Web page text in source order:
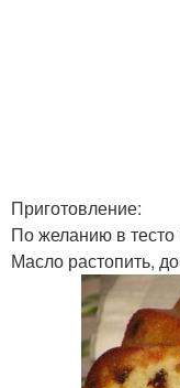
Приготовление:
По желанию в
Масло растопить,